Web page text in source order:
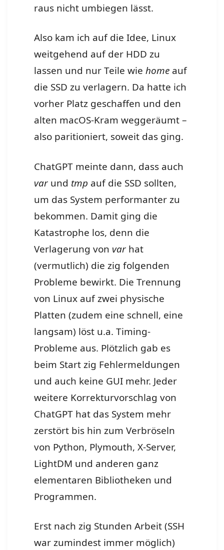
raus nicht umbiegen lässt.
Also kam ich auf die Idee, Linux
weitgehend auf der HDD zu
lassen und nur Teile wiehome auf
die SSD zu verlagern. Da hatte ich
vorher Platz geschaffen und den
alten macOS-Kram weggeräumt –
also paritioniert, soweit das ging.
ChatGPT meinte dann, dass auch
var und tmp auf die SSD sollten,
um das System performanter zu
bekommen. Damit ging die
Katastrophe los, denn die
Verlagerung von var hat
(vermutlich) die zig folgenden
Probleme bewirkt. Die Trennung
von Linux auf zwei physische
Platten (zudem eine schnell, eine
langsam) löst u.a. Timing-
Probleme aus. Plötzlich gab es
beim Start zig Fehlermeldungen
und auch keine GUI mehr. Jeder
weitere Korrekturvorschlag von
ChatGPT hat das System mehr
zerstört bis hin zum Verbröseln
von Python, Plymouth, X-Server,
LightDM und anderen ganz
elementaren Bibliotheken und
Programmen.
Erst nach zig Stunden Arbeit (SSH
war zumindest immer möglich)